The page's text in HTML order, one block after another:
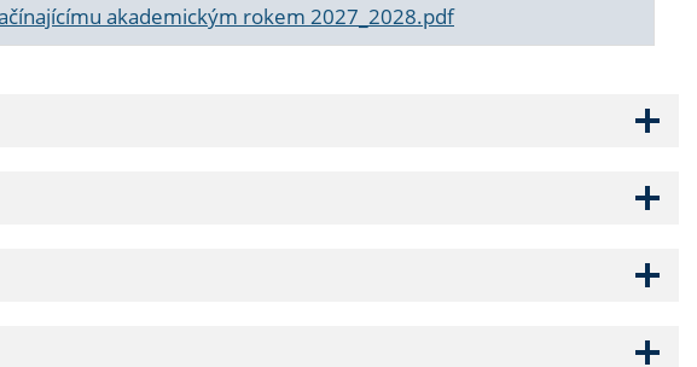
akademickým rokem 2027_2028.pdf